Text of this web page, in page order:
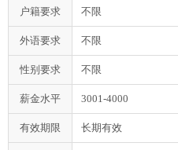
户籍要求 不限
外语要求 不限
性别要求 不限
薪金水平 3001-4000
有效期限 长期有效